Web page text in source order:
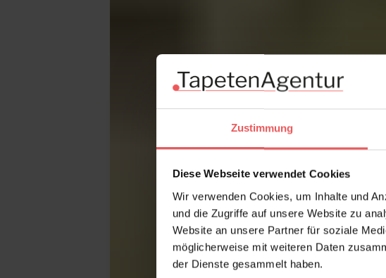
Zustimmung
Diese Webseite verwendet Cookies
Wir verwenden Cookies, um Inhalte und
und die Zugriffe auf unsere Website zu
Website an unsere Partner für soziale
möglicherweise mit weiteren Daten
der Dienste gesammelt haben.